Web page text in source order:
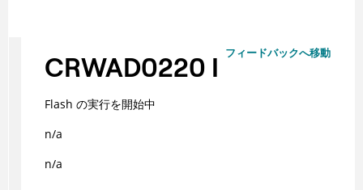
フィードバックへ移動
CRWAD0220 I
Flash の実行を開始中
n/a
n/a